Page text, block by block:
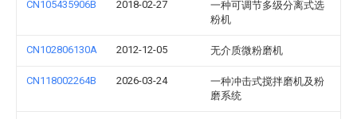
CN105435906B 2018-02-27
一种可调节多级分离式选
粉机
CN102806130A 2012-12-05 无介质微粉磨机
CN118002264B 2026-03-24
一种冲击式搅拌磨机及粉
磨系统